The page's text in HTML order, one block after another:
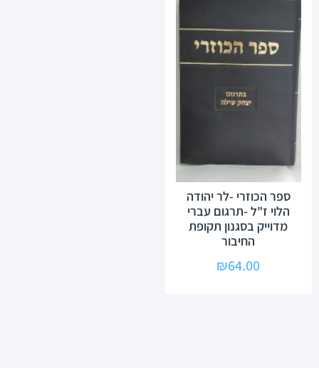
ספר הכוזרי -לר יהודה
הלוי ז"ל -תרגום עברי
מדוייק בסגנון תקופת
החיבור
₪64.00